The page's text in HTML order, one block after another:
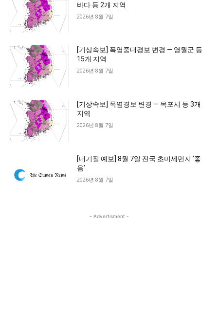
바다 등 2개 지역
2026년 8월 7일
[기상속보] 폭염중대경보 변경 — 영월군 등
15개 지역
2026년 8월 7일
[기상속보] 폭염경보 변경 — 목포시 등 3개
지역
2026년 8월 7일
[대기질 예보] 8월 7일 전국 초미세먼지 ‘좋
음’
2026년 8월 7일
- Advertisment -